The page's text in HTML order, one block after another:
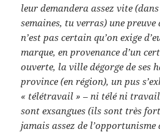
leur demandera assez vite
semaines, tu verras) une
n’est pas certain qu’on exige
marque, en provenance d’un
ouverte, la ville dégorge de ses
province (en région), un pus
« télétravail » – ni télé ni
sont exsangues (ils sont très
jamais assez de l’opportunisme